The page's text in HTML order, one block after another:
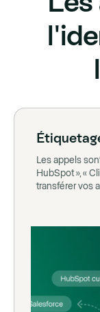
Les appels
HubSpot », «
transférer vos